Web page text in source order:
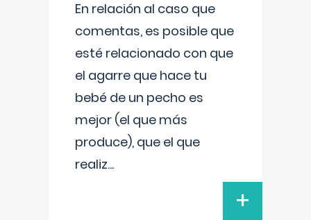
En relación al caso que
comentas, es posible que
esté relacionado con que
el agarre que hace tu
bebé de un pecho es
mejor (el que más
produce), que el que
realiz...
+